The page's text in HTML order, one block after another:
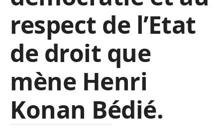
respect de l’Etat
de droit que
mène Henri
Konan Bédié.